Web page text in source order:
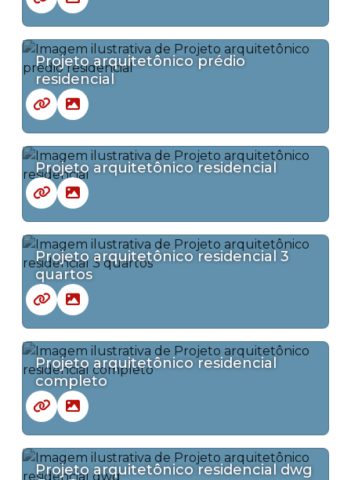
Projeto arquitetônico prédio
residencial
Projeto arquitetônico residencial
Projeto arquitetônico residencial 3
quartos
Projeto arquitetônico residencial
completo
Projeto arquitetônico residencial dwg